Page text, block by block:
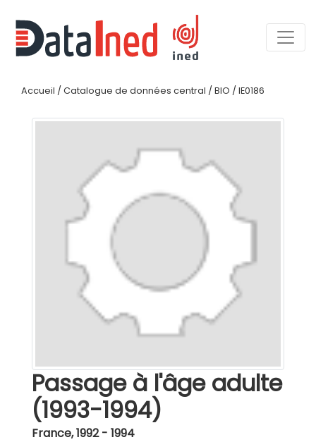
Accueil / Catalogue de données central / BIO / IE0186
Passage à l'âge adulte
(1993-1994)
France,1992 - 1994